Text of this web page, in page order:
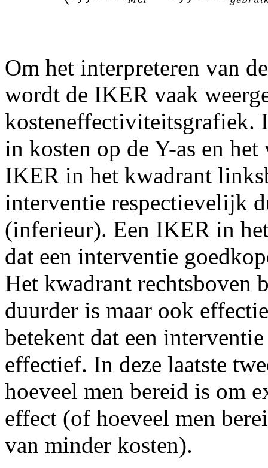
Om het interpreteren van
wordt de IKER vaak
kosteneffectiviteitsgrafiek.
in kosten op de Y-as en
IKER in het kwadrant
interventie respectievelijk
(inferieur). Een IKER in
dat een interventie
Het kwadrant rechtsboven
duurder is maar ook
betekent dat een
effectief. In deze laatste
hoeveel men bereid is om
effect (of hoeveel men
van minder kosten).